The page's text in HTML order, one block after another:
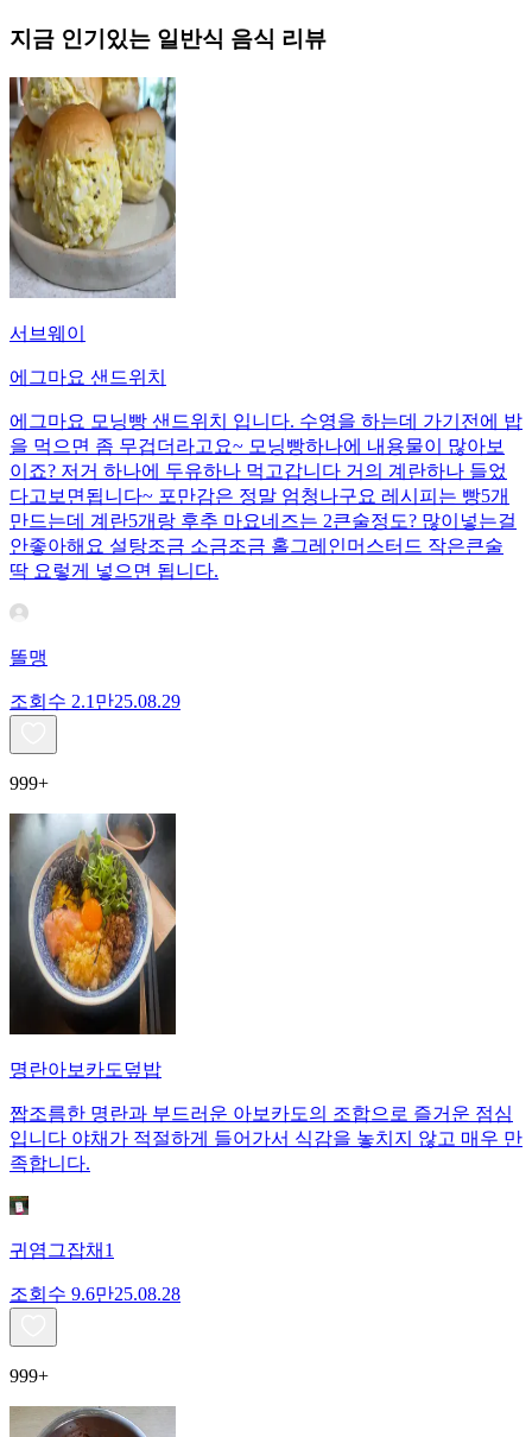
지금 인기있는 일반식 음식 리뷰
서브웨이
에그마요 샌드위치
에그마요 모닝빵 샌드위치 입니다. 수영을 하는데 가기전에 밥
을 먹으면 좀 무겁더라고요~ 모닝빵하나에 내용물이 많아보
이죠? 저거 하나에 두유하나 먹고갑니다 거의 계란하나 들었
다고보면됩니다~ 포만감은 정말 엄청나구요 레시피는 빵5개
만드는데 계란5개랑 후추 마요네즈는 2큰술정도? 많이넣는걸
안좋아해요 설탕조금 소금조금 홀그레인머스터드 작은큰술
딱 요렇게 넣으면 됩니다.
똘맹
조회수 2.1만25.08.29
999+
명란아보카도덮밥
짭조름한 명란과 부드러운 아보카도의 조합으로 즐거운 점심
입니다 야채가 적절하게 들어가서 식감을 놓치지 않고 매우 만
족합니다.
귀염그잡채1
조회수 9.6만25.08.28
999+